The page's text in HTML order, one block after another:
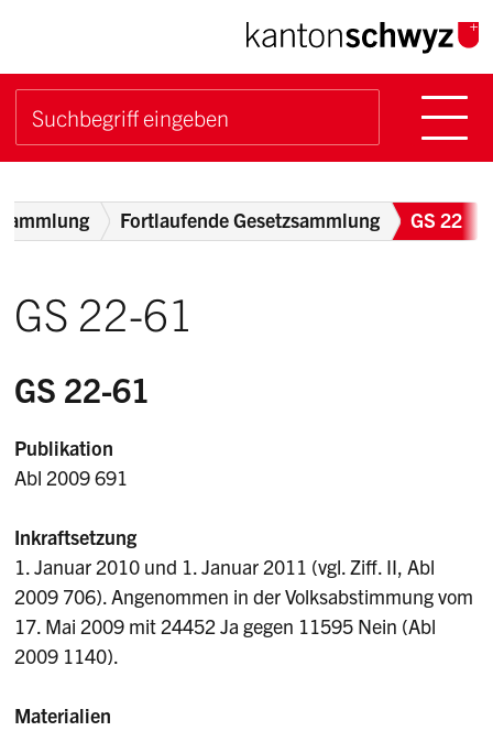
Navigieren im Kanton
Schnellnavigation
Suchbegriff
Breadcrumb
Fortlaufende Gesetzsammlung GS 22
GS 22-61
GS 22-61
Publikation
Abl 2009 691
Inkraftsetzung
1. Januar 2010 und 1. Januar 2011 (vgl. Ziff. II, Abl
2009 706). Angenommen in der Volksabstimmung vom
17. Mai 2009 mit 24452 Ja gegen 11595 Nein (Abl
2009 1140).
Materialien